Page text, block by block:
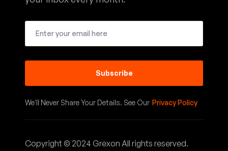
Subscribe
We'll Never Share Your Details. See Our Privacy Policy
Copyright © 2024 Grexon All rights reserved.